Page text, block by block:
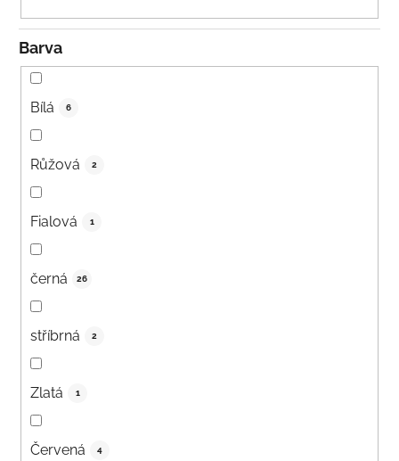
Barva
Bílá 6
Růžová 2
Fialová 1
černá 26
stříbrná 2
Zlatá 1
Červená 4